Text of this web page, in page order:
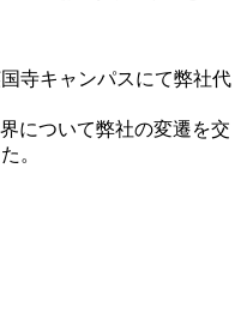
寺キャンパスにて弊社代
について弊社の変遷を交
。